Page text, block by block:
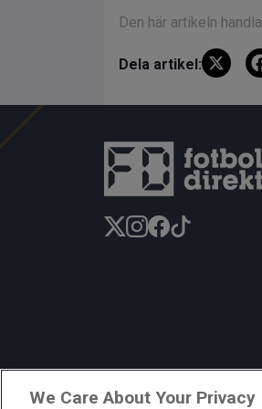
Den här artikeln
Dela artikel: X
We Care About Your Privacy